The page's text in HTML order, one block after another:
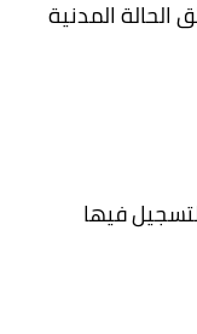
المدنية
فيها